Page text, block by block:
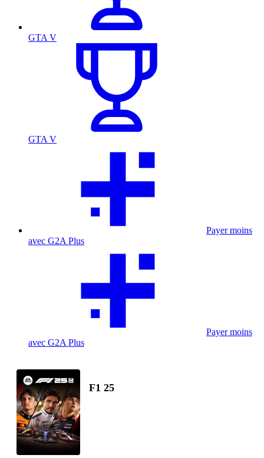
GTA V
GTA V
Payer moins
avec G2A Plus
Payer moins
avec G2A Plus
F1 25